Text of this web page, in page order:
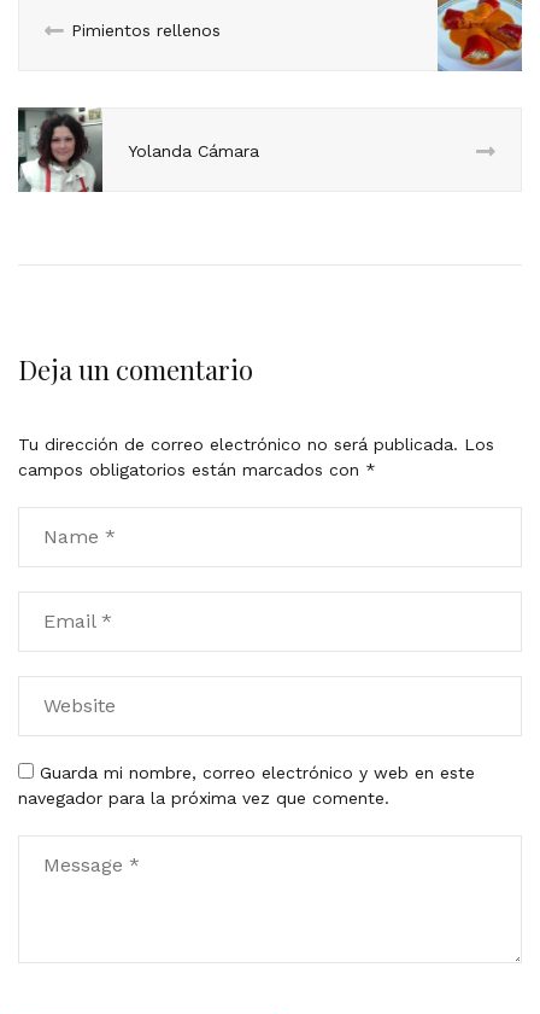
Pimientos rellenos
Yolanda Cámara
Deja un comentario
Tu dirección de correo electrónico no será publicada. Los
campos obligatorios están marcados con *
Guarda mi nombre, correo electrónico y web en este
navegador para la próxima vez que comente.